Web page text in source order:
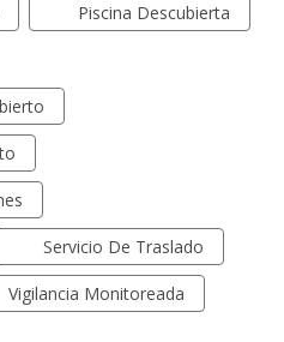
Piscina Descubierta
Servicio De Traslado
Vigilancia Monitoreada